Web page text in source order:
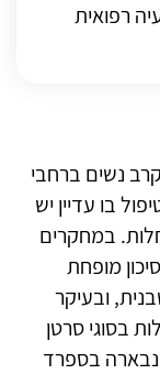
רפואית
נשים ברחבי
בו עדיין יש
במחקרים
מופחת
ובעיקר
בסוגי סרטן
נבארה בספרד